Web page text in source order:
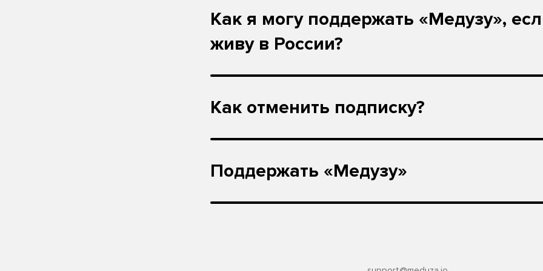
Как я могу поддержать «Медузу»,
живу в России?
Как отменить подписку?
Поддержать «Медузу»